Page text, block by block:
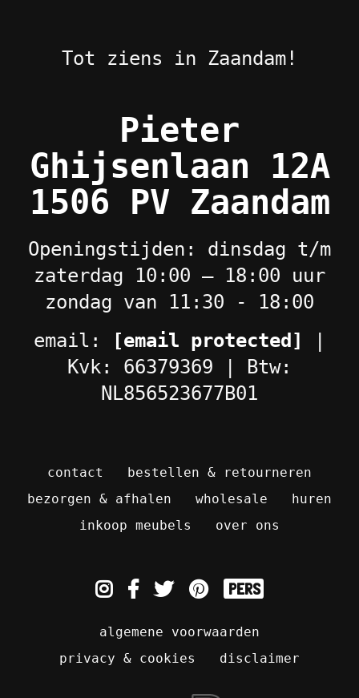
Tot ziens in Zaandam!
Pieter
Ghijsenlaan 12A
1506 PV Zaandam
Openingstijden: dinsdag t/m
zaterdag 10:00 – 18:00 uur
zondag van 11:30 - 18:00
email:
[email protected]
Kvk: 66379369 | Btw:
NL856523677B01
contact
bestellen & retourneren
bezorgen & afhalen
wholesale
huren
inkoop meubels
over ons
pers
algemene voorwaarden
privacy & cookies
disclaimer